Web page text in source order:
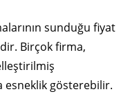
sunduğu fiyat
Birçok firma,
esneklik gösterebilir.